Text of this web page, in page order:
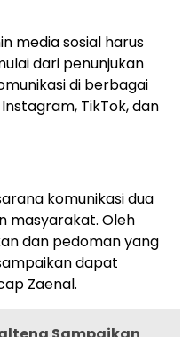
media sosial harus
dari penunjukan
di berbagai
TikTok, dan
komunikasi dua
masyarakat. Oleh
dan pedoman yang
dapat
Zaenal.